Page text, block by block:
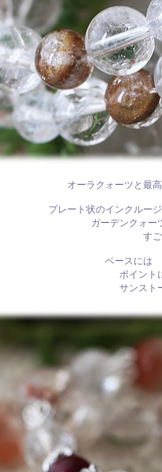
オーラクォーツと最
プレート状のインクルー
ガーデンクォ
す
ベースには
ポイント
サンスト